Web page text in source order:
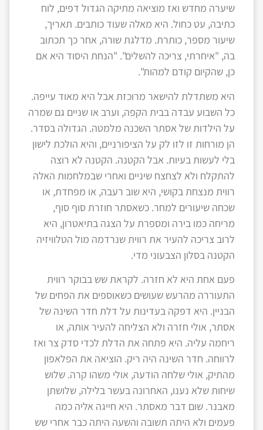
שיערה מחדש ואז מוציאה מתיקה הגדול דפים, לוח
כתיבה, עט כחול. היא מאלה שעוד כותבים. תאריך,
שיעור מספר, כותרת. מדלגת שורה, אחר כך תכתוב
בה, "איחרתי, צריכה להשלים". "הנחת היסוד היא אם
כן, שהקיום קודם למהות".
היא משתדלת להישאר מרוכזת אבל היא מאוד עייפה.
כל השבוע עבדה בבית הקפה, וערב או שניים גם שמרה
על הילדות של אסתר השכנה מלמטה. הגדולה בסדר.
הן מורחות זו לזו לק על הציפורניים, והיא הולכת לישון
בלי לעשות בעיות. אבל הקטנה. הקטנה לא רוצה
להתקלח ולא לצחצח שיניים ואחרי שבמלחמות האלה
רווית מנצחת בקושי, היא שוב רעבה, או מפחדת, או
שכחה שיעורים למחר. כשאסתר חוזרת סוף סוף,
מריחה כמו בירה ומספרת על הצגה בתיאטרון, היא
לרוב צריכה להעיר את רווית שנרדמה מול הטלוויזיה
הקטנה בסלון הצבעוני מדי.
פעם אחת היא לא חזרה. לקראת שש בבוקר רווית
התעוררה מהרעש שעושים כשאוספים את הפחים של
הבניין. היא דפקה בעדינות על דלת חדר השינה של
אסתר, אולי חזרה ולא הצליחה להעיר אותה, או
ריחמה עליה. היא פתחה את הדלת לכדי סדק צר ואז
לרווחה. חדר השינה היה ריק. הוציאה את הפלאפון
מהתיק, אולי שלחה הודעה, אולי משהו קרה. שלוש
שיחות שלא נענו, האחרונה בעשר בלילה, שלושתן
מאבנר. שום דבר מאסתר. היא חייגה אליה כמה
פעמים ולא היתה תשובה והשעה היתה כבר אחרי שש